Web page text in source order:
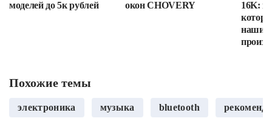
моделей до 5к рублей окон CHOVERY
16K:
наши
Похожие темы
электроника музыка bluetooth